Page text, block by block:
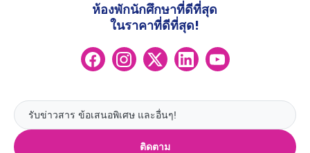
ติดตาม
ห้องพักนักศึกษาที่ดีที่สุด
ในราคาที่ดีที่สุด!